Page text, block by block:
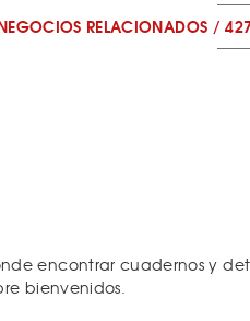
RELACIONADOS /
encontrar cuadernos y
bienvenidos.